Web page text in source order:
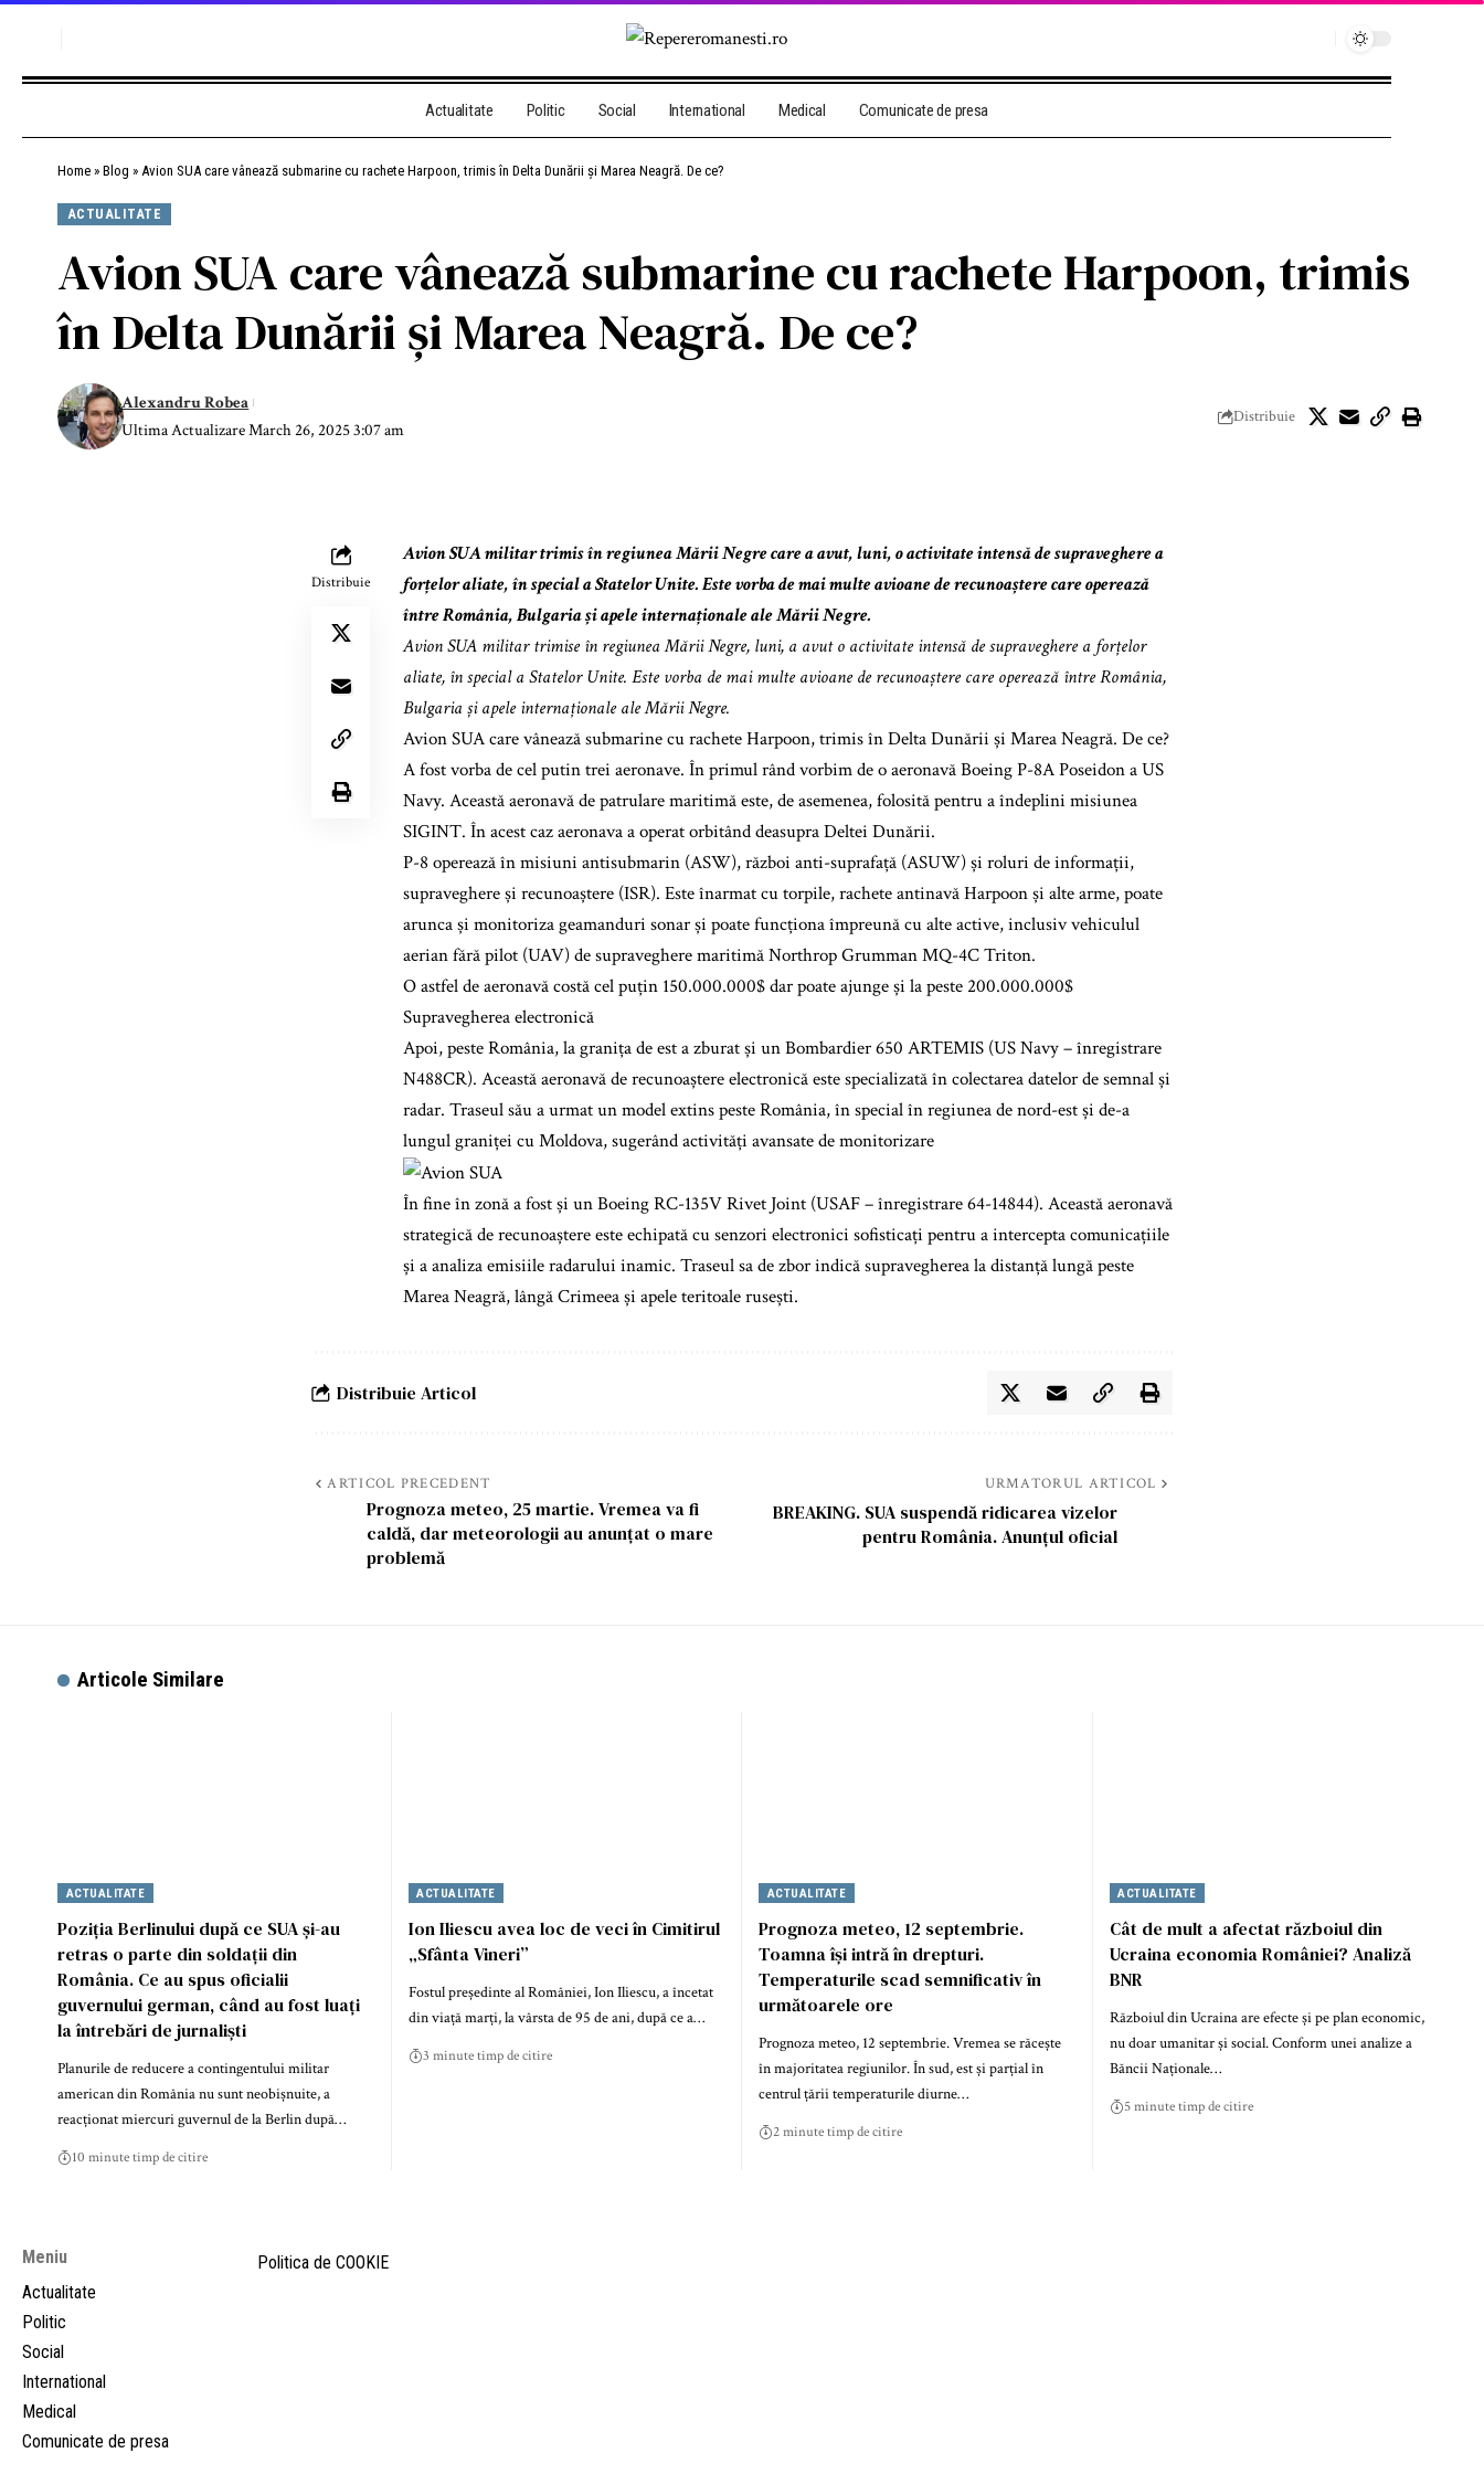
Actualitate Politic Social International Medical Comunicate de presa
Home » Blog » Avion SUA care vânează submarine cu rachete Harpoon, trimis în Delta Dunării și Marea Neagră. De ce?
ACTUALITATE
Avion SUA care vânează submarine cu rachete Harpoon, trimis
în Delta Dunării și Marea Neagră. De ce?
Ultima Actualizare March 26, 2025 3:07 am
Alexandru Robea
Distribuie
Distribuie
Avion SUA militar trimis în regiunea Mării Negre care a avut, luni, o activitate intensă de supraveghere a
forțelor aliate, în special a Statelor Unite. Este vorba de mai multe avioane de recunoaștere care operează
între România, Bulgaria și apele internaționale ale Mării Negre.
Avion SUA militar trimise în regiunea Mării Negre, luni, a avut o activitate intensă de supraveghere a forțelor
aliate, în special a Statelor Unite. Este vorba de mai multe avioane de recunoaștere care operează între România,
Bulgaria și apele internaționale ale Mării Negre.
Avion SUA care vânează submarine cu rachete Harpoon, trimis în Delta Dunării și Marea Neagră. De ce?
A fost vorba de cel putin trei aeronave. În primul rând vorbim de o aeronavă Boeing P-8A Poseidon a US
Navy. Această aeronavă de patrulare maritimă este, de asemenea, folosită pentru a îndeplini misiunea
SIGINT. În acest caz aeronava a operat orbitând deasupra Deltei Dunării.
P-8 operează în misiuni antisubmarin (ASW), război anti-suprafață (ASUW) și roluri de informații,
supraveghere și recunoaștere (ISR). Este înarmat cu torpile, rachete antinavă Harpoon și alte arme, poate
arunca și monitoriza geamanduri sonar și poate funcționa împreună cu alte active, inclusiv vehiculul
aerian fără pilot (UAV) de supraveghere maritimă Northrop Grumman MQ-4C Triton.
O astfel de aeronavă costă cel puțin 150.000.000$ dar poate ajunge și la peste 200.000.000$
Supravegherea electronică
Apoi, peste România, la granița de est a zburat și un Bombardier 650 ARTEMIS (US Navy – înregistrare
N488CR). Această aeronavă de recunoaștere electronică este specializată în colectarea datelor de semnal și
radar. Traseul său a urmat un model extins peste România, în special în regiunea de nord-est și de-a
lungul graniței cu Moldova, sugerând activități avansate de monitorizare
În fine în zonă a fost și un Boeing RC-135V Rivet Joint (USAF – înregistrare 64-14844). Această aeronavă
strategică de recunoaștere este echipată cu senzori electronici sofisticați pentru a intercepta comunicațiile
și a analiza emisiile radarului inamic. Traseul sa de zbor indică supravegherea la distanță lungă peste
Marea Neagră, lângă Crimeea și apele teritoale rusești.
Distribuie Articol
ARTICOL PRECEDENT
Prognoza meteo, 25 martie. Vremea va fi
caldă, dar meteorologii au anunțat o mare
problemă
URMATORUL ARTICOL
BREAKING. SUA suspendă ridicarea vizelor
pentru România. Anunțul oficial
Articole Similare
ACTUALITATE
Poziția Berlinului după ce SUA și-au
retras o parte din soldații din
România. Ce au spus oficialii
guvernului german, când au fost luați
la întrebări de jurnaliști
Planurile de reducere a contingentului militar
american din România nu sunt neobișnuite, a
reacționat miercuri guvernul de la Berlin după…
10 minute timp de citire
ACTUALITATE
Ion Iliescu avea loc de veci în Cimitirul
„Sfânta Vineri”
Fostul președinte al României, Ion Iliescu, a încetat
din viață marți, la vârsta de 95 de ani, după ce a…
3 minute timp de citire
ACTUALITATE
Prognoza meteo, 12 septembrie.
Toamna își intră în drepturi.
Temperaturile scad semnificativ în
următoarele ore
Prognoza meteo, 12 septembrie. Vremea se răcește
în majoritatea regiunilor. În sud, est și parțial în
centrul țării temperaturile diurne…
2 minute timp de citire
ACTUALITATE
Cât de mult a afectat războiul din
Ucraina economia României? Analiză
BNR
Războiul din Ucraina are efecte și pe plan economic,
nu doar umanitar și social. Conform unei analize a
Băncii Naționale…
5 minute timp de citire
Meniu
Actualitate
Politic
Social
International
Medical
Comunicate de presa
Politica de COOKIE